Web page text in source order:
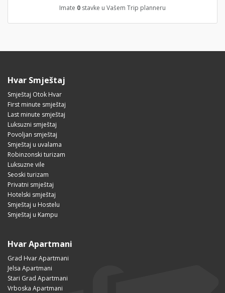
Imate 0 stavke u Vašem Trip planneru
Hvar Smještaj
Smještaj Otok Hvar
First minute smještaj
Last minute smještaj
Luksuzni smještaj
Povoljan smještaj
Smještaj u uvalama
Robinzonski turizam
Luksuzne vile
Seoski turizam
Privatni smještaj
Hotelski smještaj
Smještaj u Hostelu
Smještaj u Kampu
Hvar Apartmani
Grad Hvar Apartmani
Jelsa Apartmani
Stari Grad Apartmani
Vrboska Apartmani